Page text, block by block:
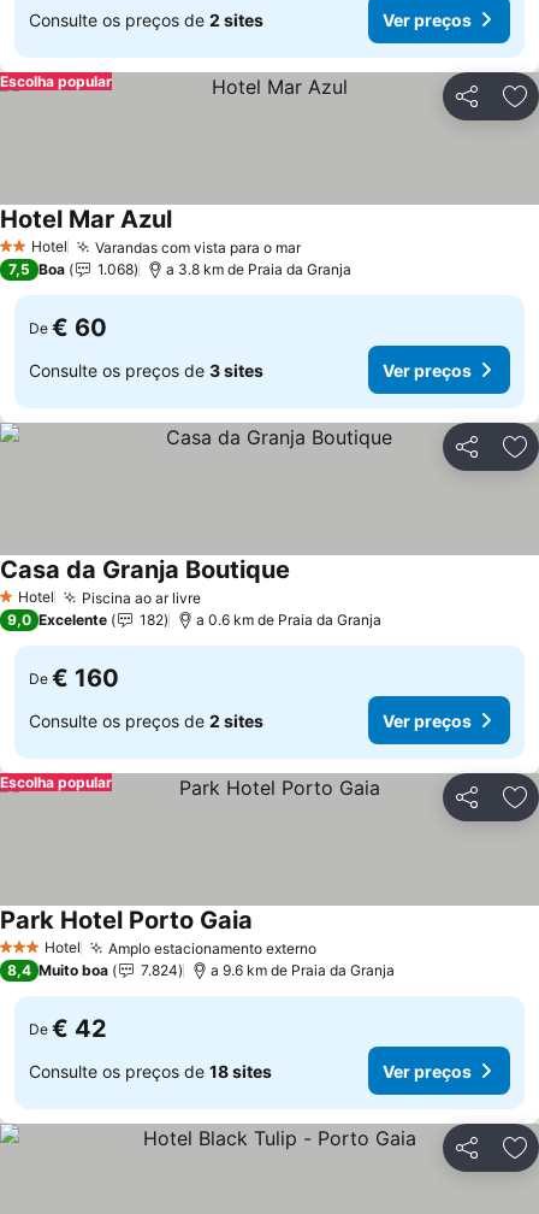
Consulte os preços de 2 sites Ver preços
Partilhar
Escolha popular
2 Estrelas
Hotel Varandas com vista para o marVer preços
Hotel Mar AzulVer preços
7,5 Boa 1.068 a 3.8 km de Praia da Granja
De € 60
Consulte os preços de 3 sites Ver preços
Partilhar
1 Estrelas
Hotel Piscina ao ar livreVer preços
Casa da Granja Boutique
9,0 Excelente 182 a 0.6 km de Praia da Granja
De € 160
Consulte os preços de 2 sites Ver preços
Partilhar
Escolha popular
3 EstrelasHotel Amplo estacionamento externoVer preços
Park Hotel Porto Gaia
8,4 Muito boa 7.824 a 9.6 km de Praia da Granja
De € 42
Consulte os preços de 18 sites Ver preços
Partilhar